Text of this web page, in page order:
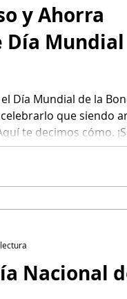
y Ahorra
Día
Día Mundial de la
que siendo
te decimos cómo.
Nacional